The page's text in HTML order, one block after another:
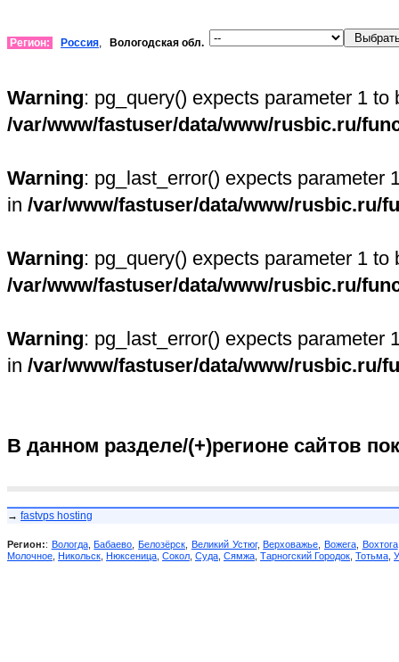
Регион: Россия, Вологодская обл.
Warning: pg_query() expects parameter 1
/var/www/fastuser/data/www/rusbic.ru/
Warning: pg_last_error() expects parameter
in /var/www/fastuser/data/www/rusbic.ru/
Warning: pg_query() expects parameter 1
/var/www/fastuser/data/www/rusbic.ru/
Warning: pg_last_error() expects parameter
in /var/www/fastuser/data/www/rusbic.ru/
В данном разделе/(+)регионе сайтов
→ fastvps hosting
Регион:: Вологда,Бабаево ,Белозёрск Великий Устюг,Верховажье Вожега, Вохтога
Молочное Никольск Нюксеница Сокол Суда Сямжа Тарногский Городок Тотьма